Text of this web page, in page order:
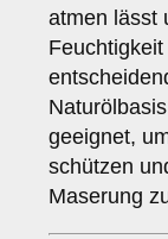
atmen lässt
geeignet,
schützen
Maserung